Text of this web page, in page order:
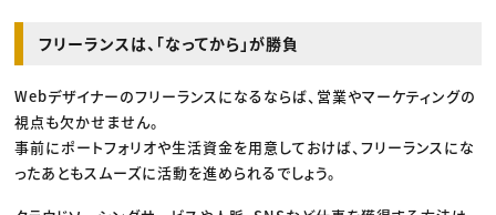
フリーランスは、「なってから」が勝負
Webデザイナーのフリーランスになるならば、営業やマーケティングの
視点も欠かせません。
事前にポートフォリオや生活資金を用意しておけば、フリーランスにな
ったあともスムーズに活動を進められるでしょう。